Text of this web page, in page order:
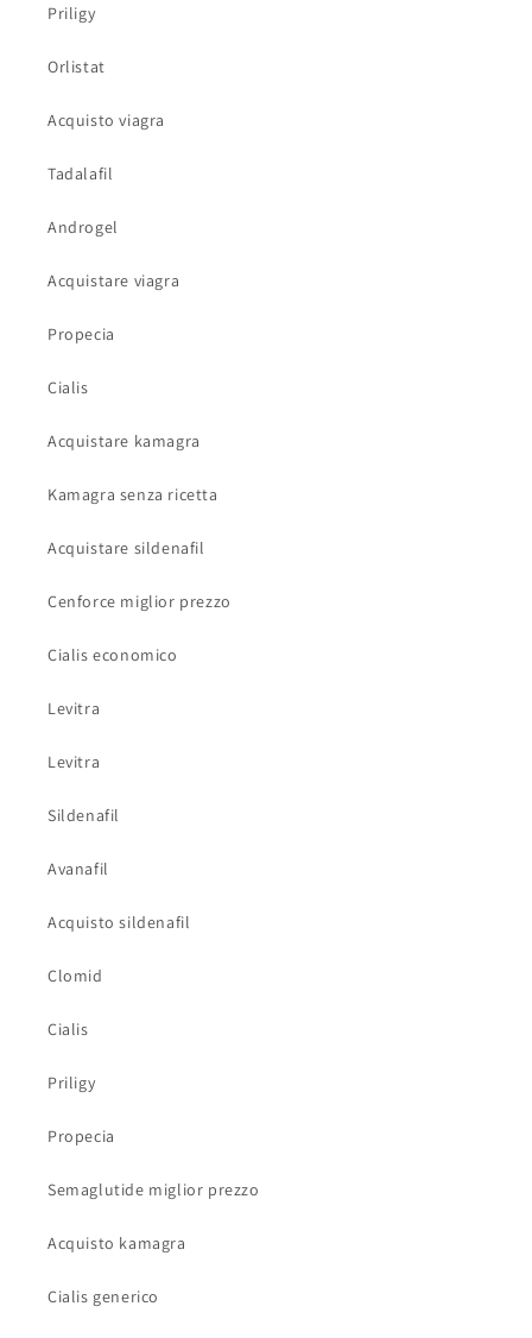
Priligy
Orlistat
Acquisto viagra
Tadalafil
Androgel
Acquistare viagra
Propecia
Cialis
Acquistare kamagra
Kamagra senza ricetta
Acquistare sildenafil
Cenforce miglior prezzo
Cialis economico
Levitra
Levitra
Sildenafil
Avanafil
Acquisto sildenafil
Clomid
Cialis
Priligy
Propecia
Semaglutide miglior prezzo
Acquisto kamagra
Cialis generico